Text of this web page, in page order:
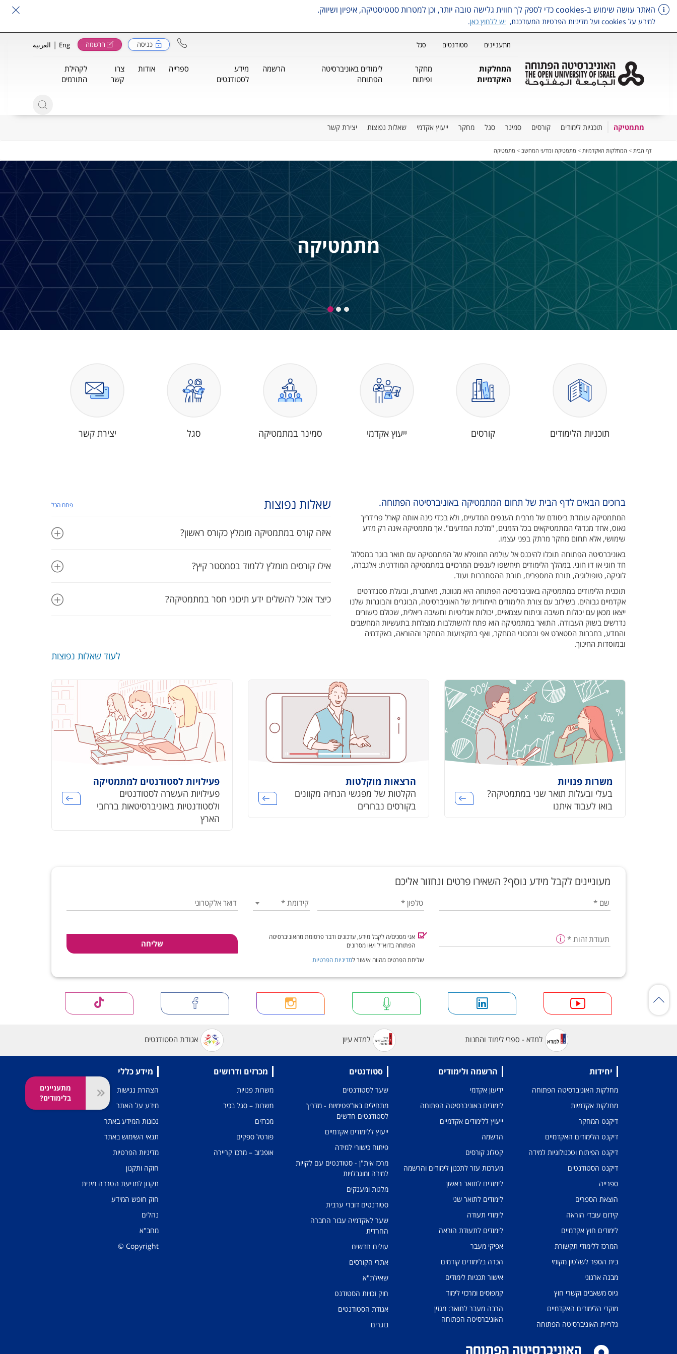
מתעניינים
בלימודים?
האתר עושה שימוש ב-cookies כדי לספק לך חווית גלישה טובה יותר, וכן למטרות סטטיסטיקה, איפיון ושיווק.
למידע על cookies ועל מדיניות הפרטיות המעודכנת, יש ללחוץ כאן.
מתעניינים סטודנטים סגל כניסה הרשמה Eng
| العربية
המחלקות
האקדמיות
מחקר
ופיתוח
לימודים באוניברסיטה
הפתוחה
הרשמה
מידע
לסטודנטים
ספרייה אודות
צרו
קשר
לקהילת
התורמים
מתמטיקה תוכניות לימודים קורסים סמינר סגל מחקר ייעוץ אקדמי שאלות נפוצות יצירת קשר
דף הבית > המחלקות האקדמיות > מתמטיקה ומדעי המחשב > מתמטיקה
מתמטיקה
תוכניות הלימודים קורסים ייעוץ אקדמי סמינר במתמטיקה סגל יצירת קשר
ברוכים הבאים לדף הבית של תחום המתמטיקה באוניברסיטה הפתוחה.
המתמטיקה עומדת ביסודם של מרבית הענפים המדעיים, ולא בכדי כינה אותה קארל פרידריך
גאוס, אחד מגדולי המתמטיקאים בכל הזמנים, "מלכת המדעים". אך מתמטיקה אינה רק מדע
שימושי, אלא תחום מחקר מרתק בפני עצמו.
באוניברסיטה הפתוחה תוכלו להיכנס אל עולמה המופלא של המתמטיקה עם תואר בוגר במסלול
חד חוגי או דו חוגי. במהלך הלימודים תיחשפו לענפים המרכזיים במתמטיקה המודרנית: אלגברה,
לוגיקה, טופולוגיה, תורת המספרים, תורת ההסתברות ועוד.
תוכנית הלימודים במתמטיקה באוניברסיטה הפתוחה היא מגוונת, מאתגרת, ובעלת סטנדרטים
אקדמיים גבוהים. בשילוב עם צורת הלימודים הייחודית של האוניברסיטה, הבוגרים והבוגרות שלנו
ייצאו מכאן עם יכולות חשיבה וניתוח עצמאיים, יכולות אנליטיות וחשיבה ריאלית, שכולם כישורים
נדרשים בשוק העבודה. התואר במתמטיקה הוא פתח להשתלבות מוצלחת בתעשיות המחשבים
והמדע, בחברות הסטארט אפ ובמכוני המחקר, ואף במקצועות המחקר וההוראה, באקדמיה
ובמוסדות החינוך.
שאלות נפוצות פתח הכל
איזה קורס במתמטיקה מומלץ כקורס ראשון?
אילו קורסים מומלץ ללמוד בסמסטר קיץ?
כיצד אוכל להשלים ידע תיכוני חסר במתמטיקה?
לעוד שאלות נפוצות
משרות פנויות
בעלי ובעלות תואר שני במתמטיקה?
בואו לעבוד איתנו
הרצאות מוקלטות
הקלטות של מפגשי הנחיה מקוונים
בקורסים נבחרים
פעילויות לסטודנטים למתמטיקה
פעילויות העשרה לסטודנטים
ולסטודנטיות באוניברסיטאות ברחבי
הארץ
מעוניינים לקבל מידע נוסף? השאירו פרטים ונחזור אליכם
שם *
תעודת זהות *
טלפון* קידומת* דואר אלקטרוני
אני מסכים/ה לקבל מידע, עדכונים ודבר פרסומת מהאוניברסיטה
הפתוחה בדוא"ל ו/או מסרונים
שליחת הפרטים מהווה אישור למדיניות הפרטיות
למדא - ספרי לימוד והחנות למדא עיון אגודת הסטודנטים
יחידות
מחלקות האוניברסיטה הפתוחה
מחלקות אקדמיות
דיקנט המחקר
דיקנט הלימודים האקדמיים
דיקנט הפיתוח וטכנולוגיות למידה
דיקנט הסטודנטים
ספרייה
הוצאת הספרים
קידום עובדי הוראה
לימודים חוץ אקדמיים
המרכז ללימודי תקשורת
בית הספר לשלטון מקומי
מבנה ארגוני
גיוס משאבים וקשרי חוץ
מוקדי הלימודים האקדמיים
גלריית האוניברסיטה הפתוחה
הרשמה ולימודים
ידיעון אקדמי
לימודים באוניברסיטה הפתוחה
ייעוץ ללימודים אקדמיים
הרשמה
קטלוג קורסים
מערכות עזר לתכנון לימודים והרשמה
לימודים לתואר ראשון
לימודים לתואר שני
לימודי תעודה
לימודים לתעודת הוראה
אפיקי מעבר
הכרה בלימודים קודמים
אישור תכניות לימודים
קמפוסים ומרכזי לימוד
הרבה מעבר לתואר: מגזין
האוניברסיטה הפתוחה
סטודנטים
שער לסטודנטים
מתחילים באו"פטימיות - מדריך
לסטודנטים חדשים
ייעוץ ללימודים אקדמיים
פיתוח כישורי למידה
מרכז אית"ן - סטודנטים עם לקויות
למידה ומוגבלויות
מלגות ומענקים
סטודנטים דוברי ערבית
שער לאקדמיה עבור החברה
החרדית
עולים חדשים
אתרי הקורסים
שאילת"א
חוק זכויות הסטודנט
אגודת הסטודנטים
בוגרים
מכרזים ודרושים
משרות פנויות
משרות – סגל בכיר
מכרזים
פורטל ספקים
אופג'וב – מרכז קריירה
מידע כללי
הצהרת נגישות
מידע על האתר
נכונות המידע באתר
תנאי השימוש באתר
מדיניות הפרטיות
חוקה ותקנון
תקנון למניעת הטרדה מינית
חוק חופש המידע
נהלים
מחב"א
Copyright ©